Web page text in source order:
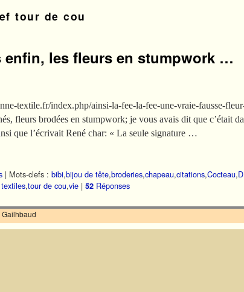
tour de cou
enfin, les fleurs en stumpwork …
textile.fr/index.php/ainsi-la-fee-la-fee-une-vraie-fausse-
fleurs brodées en stumpwork; je vous avais dit que c’était
René char: « La seule signature …
| Mots-clefs : bibi,bijou de tête,broderies,chapeau,citations,Cocteau,
,tour de cou,vie | 52 Réponses
Gailhbaud